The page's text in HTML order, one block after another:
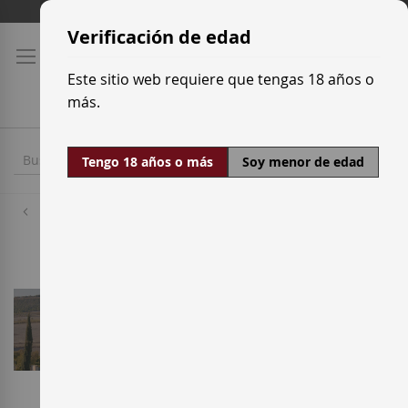
contenido
Verificación de edad
Este sitio web requiere que tengas 18 años o
más.
Tengo 18 años o más Soy menor de edad